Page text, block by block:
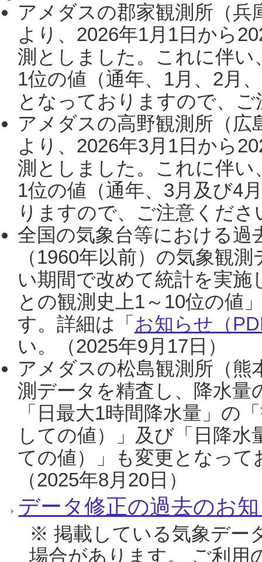
アメダスの郡家観測所（
より、2026年1月1日から
測としました。これに伴い
1位の値（通年、1月、2月
となっておりますので、
アメダスの高野観測所（
より、2026年3月1日から
測としました。これに伴い
1位の値（通年、3月及び4
りますので、ご注意くだ
全国の気象台等における過
（1960年以前）の気象観
い期間で改めて統計を実
との観測史上1～10位の値
す。詳細は「 お知らせ（
い。（2025年9月17日）
アメダスの松島観測所（熊
測データを精査し、降水
「日最大1時間降水量」の
しての値）」及び「日降
ての値）」も変更となっ
（2025年8月20日）
データ修正の過去のお
※ 掲載している気象デー
場合があります。 ご利用